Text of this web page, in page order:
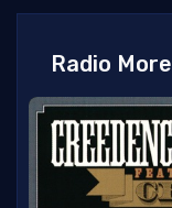
Radio More